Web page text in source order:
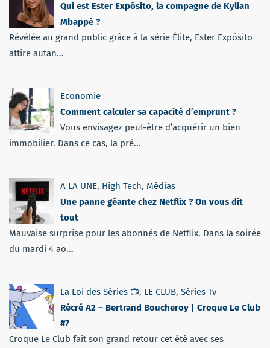
Qui est Ester Expósito, la compagne de Kylian
Mbappé ?
Révélée au grand public grâce à la série Élite, Ester Expósito
attire autan...
Economie
Comment calculer sa capacité d’emprunt ?
Vous envisagez peut-être d’acquérir un bien
immobilier. Dans ce cas, la pré...
A LA UNE, High Tech, Médias
Une panne géante chez Netflix ? On vous dit
tout
Mauvaise surprise pour les abonnés de Netflix. Dans la soirée
du mardi 4 ao...
La Loi des Séries 📺, LE CLUB, Séries Tv
Récré A2 – Bertrand Boucheroy | Croque Le Club
#7
Croque Le Club fait son grand retour cet été avec ses